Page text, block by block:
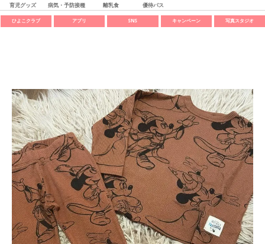
育児グッズ 病気・予防接種 離乳食 優待パス
ひよこクラブ アプリ SNS キャンペーン 写真スタジオ